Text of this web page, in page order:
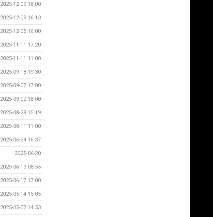
2025-12-09 18:00
2025-12-09 16:13
2025-12-05 16:00
2025-11-11 17:20
2025-11-11 11:00
2025-09-18 19:30
2025-09-07 17:00
2025-09-02 18:00
2025-08-28 15:19
2025-08-11 11:00
2025-06-24 16:37
2025-06-20
2025-06-19 08:55
2025-06-17 17:00
2025-05-14 15:05
2025-05-07 14:53